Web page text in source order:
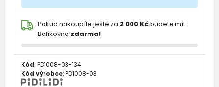
Pokud nakoupíte ještě za 2 000 Kčbudete mít
Balíkovna zdarma!
Kód: PD1008-03-134
Kód výrobce: PD1008-03